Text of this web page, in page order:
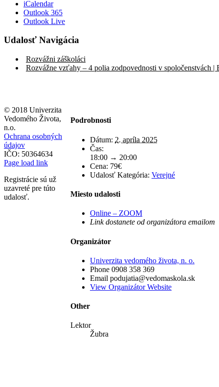
iCalendar
Outlook 365
Outlook Live
Udalosť Navigácia
Rozvážni záškoláci
Rozvážne vzťahy – 4 polia zodpovednosti v spoločenstvách |
Podrobnosti
Dátum: 2. apríla 2025
Čas:
18:00 → 20:00
Cena: 79€
Udalosť Kategória: Verejné
Miesto udalosti
Online – ZOOM
Link dostanete od organizátora emailom
Organizátor
Univerzita vedomého života, n. o.
Phone 0908 358 369
Email podujatia@vedomaskola.sk
View Organizátor Website
Other
Lektor
Žubra
© 2018 Univerzita
Vedomého Života,
n.o.
Ochrana osobných
údajov
IČO: 50364634
Page load link
Registrácie sú už
uzavreté pre túto
udalosť.